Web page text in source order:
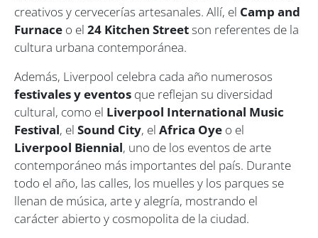
creativos y cervecerías artesanales. Allí, el Camp and
Furnace o el 24 Kitchen Streetson referentes de la
cultura urbana contemporánea.
Además, Liverpool celebra cada año numerosos
festivales y eventos que reflejan su diversidad
cultural, como el Liverpool International Music
Festival, el Sound City, el Africa Oye o el
Liverpool Biennial, uno de los eventos de arte
contemporáneo más importantes del país. Durante
todo el año, las calles, los muelles y los parques se
llenan de música, arte y alegría, mostrando el
carácter abierto y cosmopolita de la ciudad.